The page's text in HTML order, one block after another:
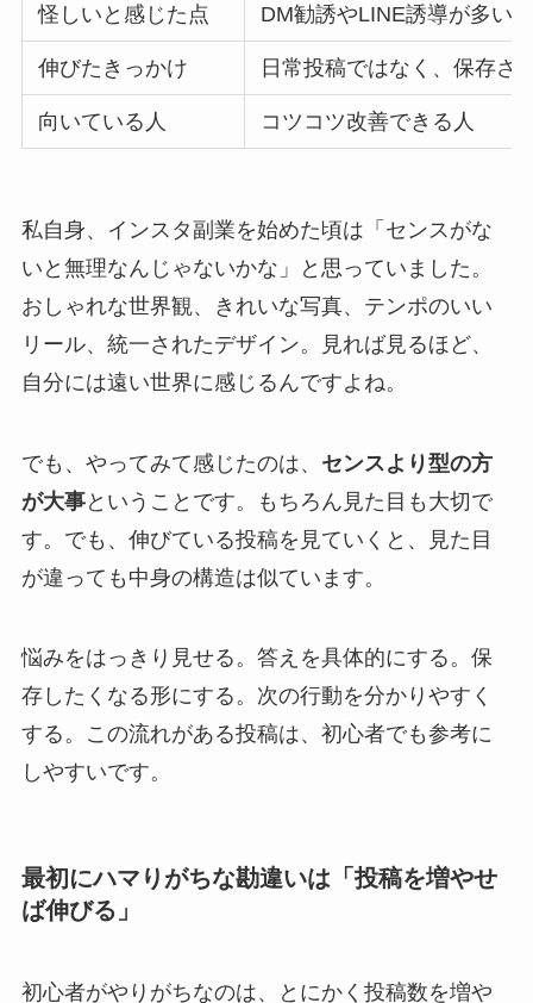
怪しいと感じた点 DM勧誘やLINE誘導が多い
伸びたきっかけ 日常投稿ではなく、保存さ
向いている人 コツコツ改善できる人
私自身、インスタ副業を始めた頃は「センスがな
いと無理なんじゃないかな」と思っていました。
おしゃれな世界観、きれいな写真、テンポのいい
リール、統一されたデザイン。見れば見るほど、
自分には遠い世界に感じるんですよね。
でも、やってみて感じたのは、 センスより型の方
が大事ということです。もちろん見た目も大切で
す。でも、伸びている投稿を見ていくと、見た目
が違っても中身の構造は似ています。
悩みをはっきり見せる。答えを具体的にする。保
存したくなる形にする。次の行動を分かりやすく
する。この流れがある投稿は、初心者でも参考に
しやすいです。
最初にハマりがちな勘違いは「投稿を増やせ
ば伸びる」
初心者がやりがちなのは、とにかく投稿数を増や